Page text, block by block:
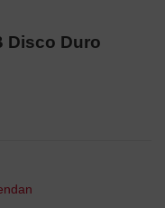
Disco Duro